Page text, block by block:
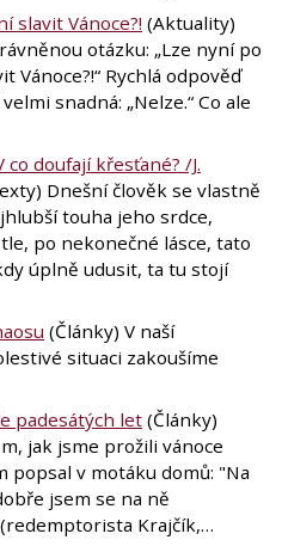
slavit Vánoce?! (Aktuality)
otázku: „Lze nyní po
Vánoce?!“ Rychlá odpověď
snadná: „Nelze.“ Co ale
co doufají křesťané? /J.
Dnešní člověk se vlastně
touha jeho srdce,
po nekonečné lásce, tato
úplně udusit, ta tu stojí
(Články) V naší
situaci zakoušíme
padesátých let (Články)
jak jsme prožili vánoce
popsal v motáku domů: "Na
jsem se na ně
Krajčík,…